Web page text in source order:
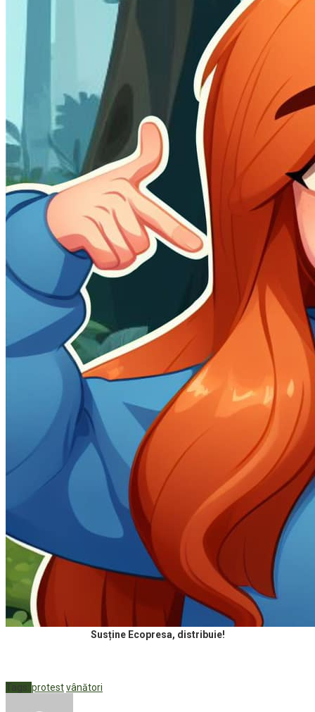
Susține Ecopresa, distribuie!
Tags: protestvânători